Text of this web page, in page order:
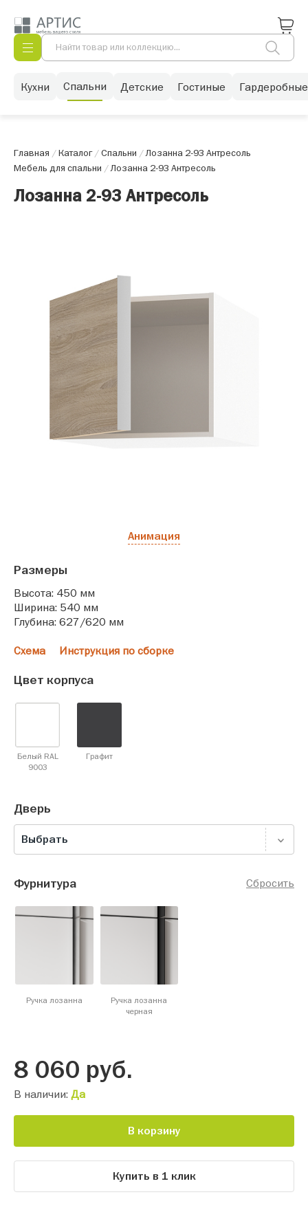
Кухни Спальни Детские Гостиные Гардеробные
Главная /Каталог/Спальни /Лозанна 2-93 Антресоль
Мебель для спальни /Лозанна 2-93 Антресоль
Лозанна 2-93 Антресоль
Анимация
Размеры
Высота: 450 мм
Ширина: 540 мм
Глубина: 627/620 мм
Схема Инструкция по сборке
Цвет корпуса
Белый RAL
9003
Графит
Дверь
Выбрать
Сбросить
Фурнитура
Ручка лозанна
Ручка лозанна
черная
8 060 руб.
В наличии: Да
В корзину
Купить в 1 клик